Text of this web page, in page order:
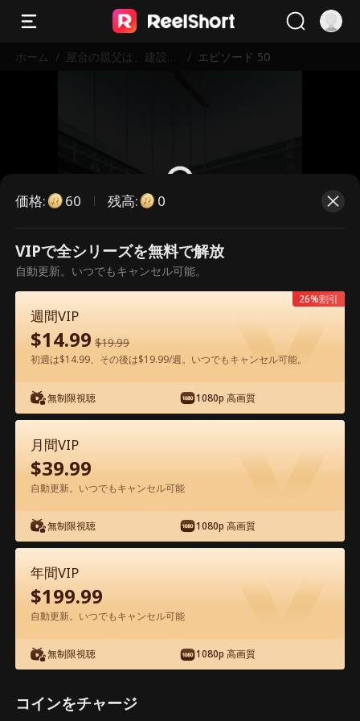
ホーム / 屋台の親父は、建設王
/ エピソード 50
こちらは有料のエピソードです。視
聴いただくには解放が必要です。
アプリ内で無料視聴可能
エピソード50 - 屋台の親父は、建設王だ
った 映画フル
ドラマ別名： 俺の父は業界の一番大物だった
価格: 60 残高: 0
VIPで全シリーズを無料で解放
自動更新。いつでもキャンセル可能。
週間VIP
$14.99 $19.99
初週は$14.99、その後は$19.99/週。いつでもキャンセル可能。
無制限視聴 1080p 高画質
26%割引
月間VIP
$39.99
自動更新。いつでもキャンセル可能
無制限視聴 1080p 高画質
年間VIP
$199.99
自動更新。いつでもキャンセル可能
無制限視聴 1080p 高画質
コインをチャージ